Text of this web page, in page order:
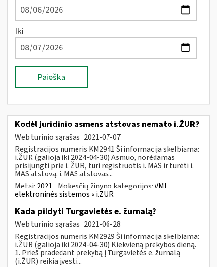
Iki
Paieška
Kodėl juridinio asmens atstovas nemato i.ŽUR?
Web turinio sąrašas 2021-07-07
Registracijos numeris KM2941 Ši informacija skelbiama:
i.ŽUR (galioja iki 2024-04-30) Asmuo, norėdamas
prisijungti prie i. ŽUR, turi registruotis i. MAS ir turėti i.
MAS atstovą. i. MAS atstovas...
Metai: 2021 Mokesčių žinyno kategorijos:VMI
elektroninės sistemos » i.ZUR
Kada pildyti Turgavietės e. žurnalą?
Web turinio sąrašas 2021-06-28
Registracijos numeris KM2929 Ši informacija skelbiama:
i.ŽUR (galioja iki 2024-04-30) Kiekvieną prekybos dieną.
1. Prieš pradedant prekybą į Turgavietės e. žurnalą
(i.ŽUR) reikia įvesti...